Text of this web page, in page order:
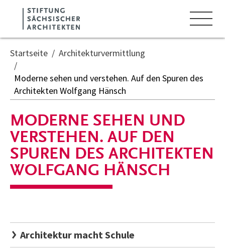
Zum Hauptinhalt springen
Startseite Architekturvermittlung
Moderne sehen und verstehen. Auf den Spuren des
Architekten Wolfgang Hänsch
MODERNE SEHEN UND
VERSTEHEN. AUF DEN
SPUREN DES ARCHITEKTEN
WOLFGANG HÄNSCH
Architektur macht Schule
Cookie-Einstellungen